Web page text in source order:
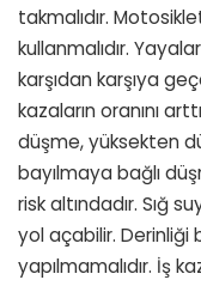
takmalıdır.
kullanmalıdır.
karşıdan karşıya
kazaların oranını
düşme, yüksekten
bayılmaya bağlı
risk altındadır. Sığ
yol açabilir. Derinliği
yapılmamalıdır. İş